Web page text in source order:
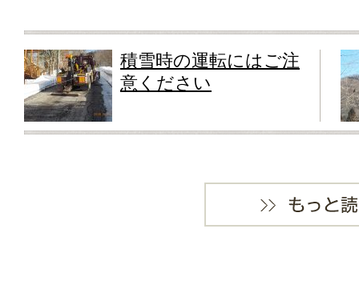
積雪時の運転にはご注
意ください